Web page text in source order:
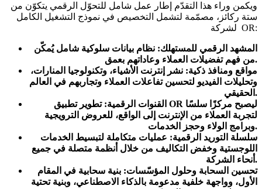
ويكمن وراء هذا التقدّم إطار عمل شامل للتحوّل الرقمي يتكوّن من
ستة ركائز، مصمّمة لتشمل التخصيص في نموذج التشغيل الكامل
لشركة OR:
المشهد الرقمي للمستهلك: نظام بيانات سلوكية شامل يُمكّن
من فهم تفضيلات العملاء وعاداتهم بعمق.
مواقع ومنافذ ذكية: نشر إنترنت الأشياء، وتكنولوجيا المنارات،
وتحليلات الفيديو لتحسين تفاعلات العملاء وتجاربهم في العالم
الحقيقي .
القنوات الرقمية: تطوير تطبيق OR ليصبح مركزًا سلسًا
لتجربة العملاء من الإنترنت إلى الواقع، للعروض الترويجية
وبرامج الولاء وحجز الخدمات.
سلسلة التوريد الرقمية: عمليات متكاملة لتبسيط الخدمات
اللوجستية وخفض التكاليف من خلال أنظمة متصلة في جميع
أنحاء الشركة .
تحسين السحابة وحلول المؤسّسات: بنية سحابية في المقام
الأول، وواجهة خلفية مدعومة بالذكاء الاصطناعي، وبنية تحتية